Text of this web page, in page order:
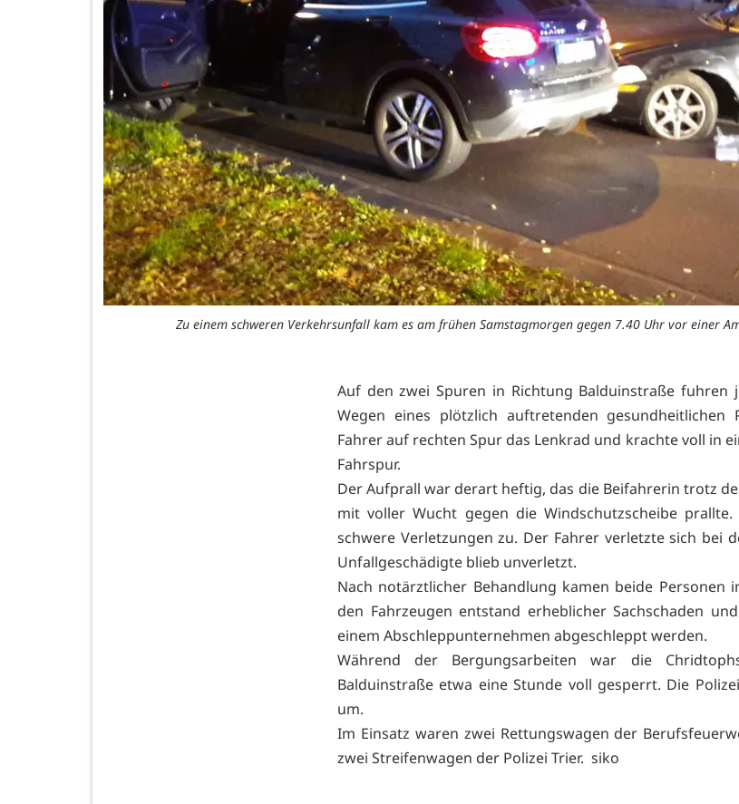
Zu einem schweren Verkehrsunfall kam es am frühen Samstagmorgen gegen 7.40 Uhr vor einer
Auf den zwei Spuren in Richtung Balduinstraße fuhren
Wegen eines plötzlich auftretenden gesundheitlichen
Fahrer auf rechten Spur das Lenkrad und krachte voll in
Fahrspur.
Der Aufprall war derart heftig, das die Beifahrerin trotz
mit voller Wucht gegen die Windschutzscheibe
schwere Verletzungen zu. Der Fahrer verletzte sich bei
Unfallgeschädigte blieb unverletzt.
Nach notärztlicher Behandlung kamen beide Personen
den Fahrzeugen entstand erheblicher Sachschaden
einem Abschleppunternehmen abgeschleppt werden.
Während der Bergungsarbeiten war die
Balduinstraße etwa eine Stunde voll gesperrt. Die
um.
Im Einsatz waren zwei Rettungswagen der
zwei Streifenwagen der Polizei Trier. siko